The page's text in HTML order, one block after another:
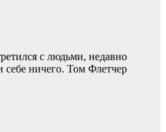
с людьми, недавно
ничего. Том Флетчер